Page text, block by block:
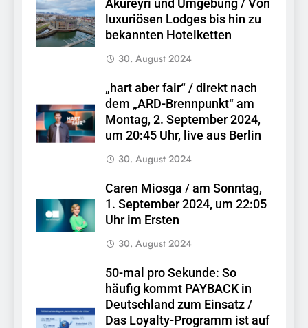
Akureyri und Umgebung / Von
luxuriösen Lodges bis hin zu
bekannten Hotelketten
30. August 2024
„hart aber fair“ / direkt nach
dem „ARD-Brennpunkt“ am
Montag, 2. September 2024,
um 20:45 Uhr, live aus Berlin
30. August 2024
Caren Miosga / am Sonntag,
1. September 2024, um 22:05
Uhr im Ersten
30. August 2024
50-mal pro Sekunde: So
häufig kommt PAYBACK in
Deutschland zum Einsatz /
Das Loyalty-Programm ist auf